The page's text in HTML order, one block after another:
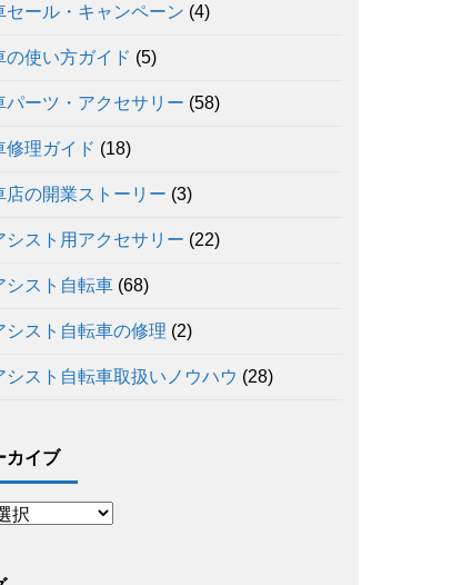
セール・キャンペーン (4)
の使い方ガイド (5)
パーツ・アクセサリー (58)
修理ガイド (18)
店の開業ストーリー (3)
シスト用アクセサリー (22)
シスト自転車 (68)
シスト自転車の修理 (2)
シスト自転車取扱いノウハウ (28)
カイブ